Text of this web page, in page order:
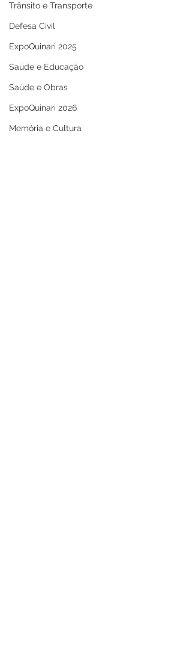
Trânsito e Transporte
Defesa Civil
ExpoQuinari 2025
Saúde e Educação
Saúde e Obras
ExpoQuinari 2026
Memória e Cultura